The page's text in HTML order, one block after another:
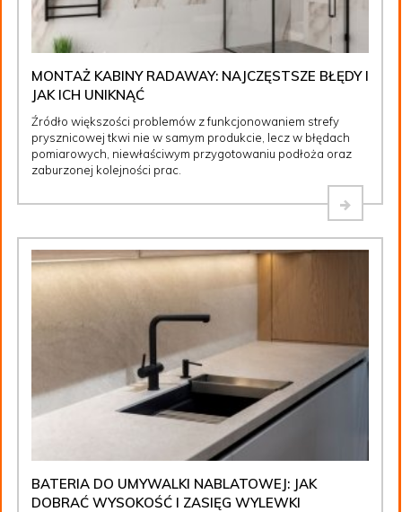
MONTAŻ KABINY RADAWAY: NAJCZĘSTSZE BŁĘDY I
JAK ICH UNIKNĄĆ
Źródło większości problemów z funkcjonowaniem strefy
prysznicowej tkwi nie w samym produkcie, lecz w błędach
pomiarowych, niewłaściwym przygotowaniu podłoża oraz
zaburzonej kolejności prac.
BATERIA DO UMYWALKI NABLATOWEJ: JAK
DOBRAĆ WYSOKOŚĆ I ZASIĘG WYLEWKI